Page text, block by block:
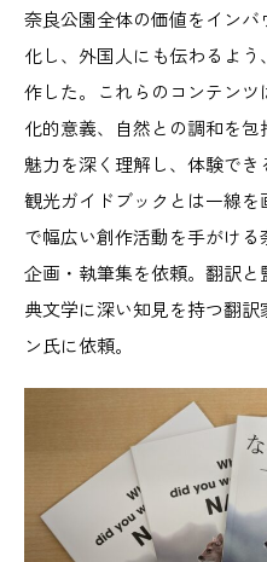
奈良公園全体の価値をイン
化し、外国人にも伝わるよ
作した。これらのコンテン
化的意義、自然との調和を
魅力を深く理解し、体験で
観光ガイドブックとは一線
で幅広い創作活動を手がけ
企画・執筆集を依頼。翻訳
典文学に深い知見を持つ翻
ン氏に依頼。